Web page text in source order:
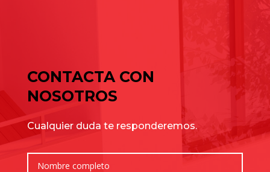
CONTACTA CON
NOSOTROS
Cualquier duda te responderemos.